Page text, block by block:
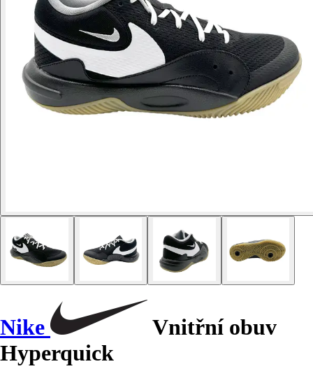
Nike
Vnitřní obuv
Hyperquick